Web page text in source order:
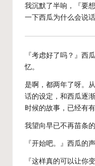
我沉默了半响，『要
一下西瓜为什么会说话
『考虑好了吗？』西
忆。
是啊，都两年了呀。
话的设定，和西瓜逐
时候的故事，已经有有
我望向早已不再苗条
『开始吧。』西瓜的
『这样真的可以让你